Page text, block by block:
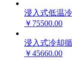
浸入式低温
￥75500.00
浸入式冷却
￥45660.00